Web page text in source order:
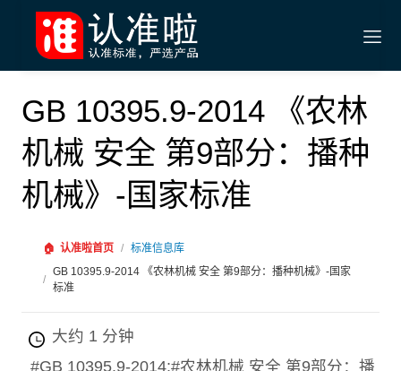
GB 10395.9-2014 《农林
机械 安全 第9部分：播种
机械》-国家标准
🏠 认准啦首页 / 标准信息库
/
GB 10395.9-2014 《农林机械 安全 第9部分：播种机械》-国家
标准
大约 1 分钟
#GB 10395.9-2014;#农林机械 安全 第9部分：播